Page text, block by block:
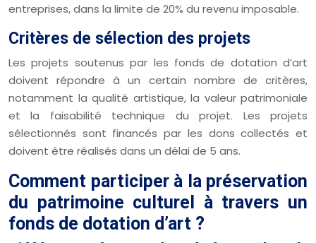
entreprises, dans la limite de 20% du revenu imposable.
Critères de sélection des projets
Les projets soutenus par les fonds de dotation d’art
doivent répondre à un certain nombre de critères,
notamment la qualité artistique, la valeur patrimoniale
et la faisabilité technique du projet. Les projets
sélectionnés sont financés par les dons collectés et
doivent être réalisés dans un délai de 5 ans.
Comment participer à la préservation
du patrimoine culturel à travers un
fonds de dotation d’art ?